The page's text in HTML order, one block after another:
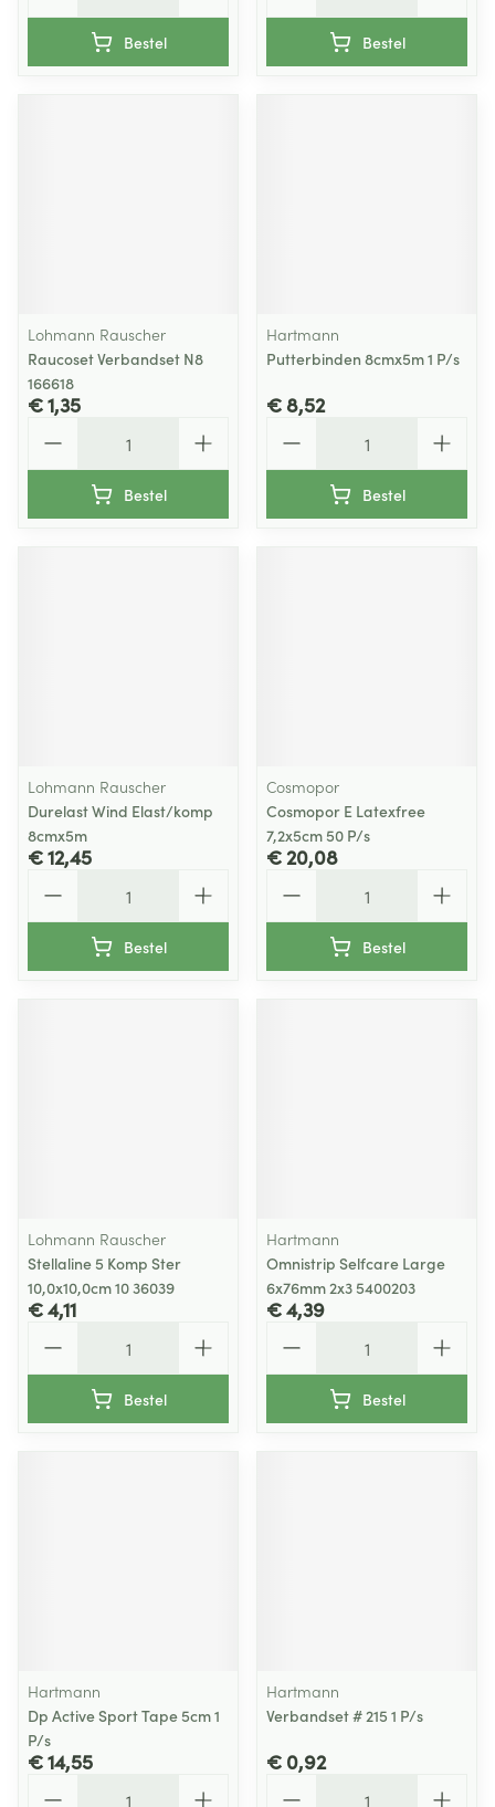
Bestel Bestel
Lohmann Rauscher
Raucoset Verbandset N8
166618
€ 1,35
Bestel
Hartmann
Putterbinden 8cmx5m 1 P/s
€ 8,52
Bestel
Lohmann Rauscher
Durelast Wind Elast/komp
8cmx5m
€ 12,45
Bestel
Cosmopor
Cosmopor E Latexfree
7,2x5cm 50 P/s
€ 20,08
Bestel
Lohmann Rauscher
Stellaline 5 Komp Ster
10,0x10,0cm 10 36039
€ 4,11
Bestel
Hartmann
Omnistrip Selfcare Large
6x76mm 2x3 5400203
€ 4,39
Bestel
Hartmann
Dp Active Sport Tape 5cm 1
P/s
€ 14,55
Hartmann
Verbandset # 215 1 P/s
€ 0,92